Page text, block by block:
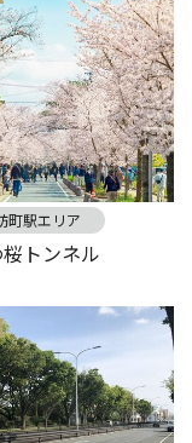
町駅エリア
トンネル